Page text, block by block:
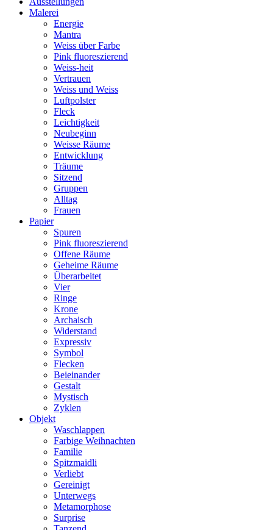
Malerei
Energie
Mantra
Weiss über Farbe
Pink fluoreszierend
Weiss-heit
Vertrauen
Weiss und Weiss
Luftpolster
Fleck
Leichtigkeit
Neubeginn
Weisse Räume
Entwicklung
Träume
Sitzend
Gruppen
Alltag
Frauen
Papier
Spuren
Pink fluoreszierend
Offene Räume
Geheime Räume
Überarbeitet
Vier
Ringe
Krone
Archaisch
Widerstand
Expressiv
Symbol
Flecken
Beieinander
Gestalt
Mystisch
Zyklen
Objekt
Waschlappen
Farbige Weihnachten
Familie
Spitzmaidli
Verliebt
Gereinigt
Unterwegs
Metamorphose
Surprise